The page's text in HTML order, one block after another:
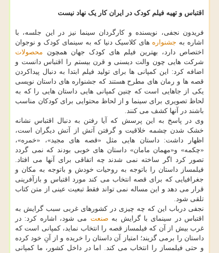
اقتباس و تهیه فیلم کودک در ایران کار یک نهاد نیست
فریدون نجفی، نویسنده و کارگردان سینما نیز در این جلسه، با
اشاره به جشنواره های کلاسیک دنیا که به سینمای کودک و نوجوان
اختصاص دارد، بهترین فیلم های کودک جهان همچون محصولات
شرکت هایی چون والت دیسنی و قرن بیستم را اقتباس دانست و
اضافه کرد: این کمپانی ها برای تولید فیلم ابتدا به دنبال پیداکردن
قصه ها و رمان های مطرح هستند که جشنواره های داستان نویسی
یکی از جاهایی است که چنین کمپانی هایی داستان هایی را که به
لحاظ تصویری برای سینما و از لحاظ محتوایی برای کودکان مناسب
باشند در آنها کشف می کنند.
وی در پاسخ به این پرسش که آیا رفتن به دنبال اقتباس نشانه
خشک شدن چشمه خلاقیت و گرفتن آتش از آتش دیگران است،
اظهار داشت: داستان هایی مثل «قصه های مجید»، «خمره»،
«چکمه» و«مهمان مامان» داستان های خوبی بودند که نمی گردد
تصور کرد اگر ساخته نمی شدند چه اتفاقی برای آنها می افتاد.
فیلمساز داستان را باتوجه به روحیات خودش و باتوجه به مکان و
جغرافیایی که برای قصه انتخاب می کند مورد اقتباس و بازآفرینی
قرار می دهد و این مساله نمی تواند فقط تبعیت عینی از متن کتاب
تلقی شود.
نجفی درباب این که چه چیزی در کشورهای غربی سبب گرایش به
اقتباس در سینمای با گرایش به صنعت می شود، اشاره کرد: در
غرب بیش از آن که فیلمساز قصه را انتخاب نماید، کمپانی است که
داستان را برمی گزیند؛ امتیاز آن داستان را خریده و از آنِ خود کرده
و حتی فیلمساز را انتخاب می کند. اما در داخل کشور، ما کمپانی